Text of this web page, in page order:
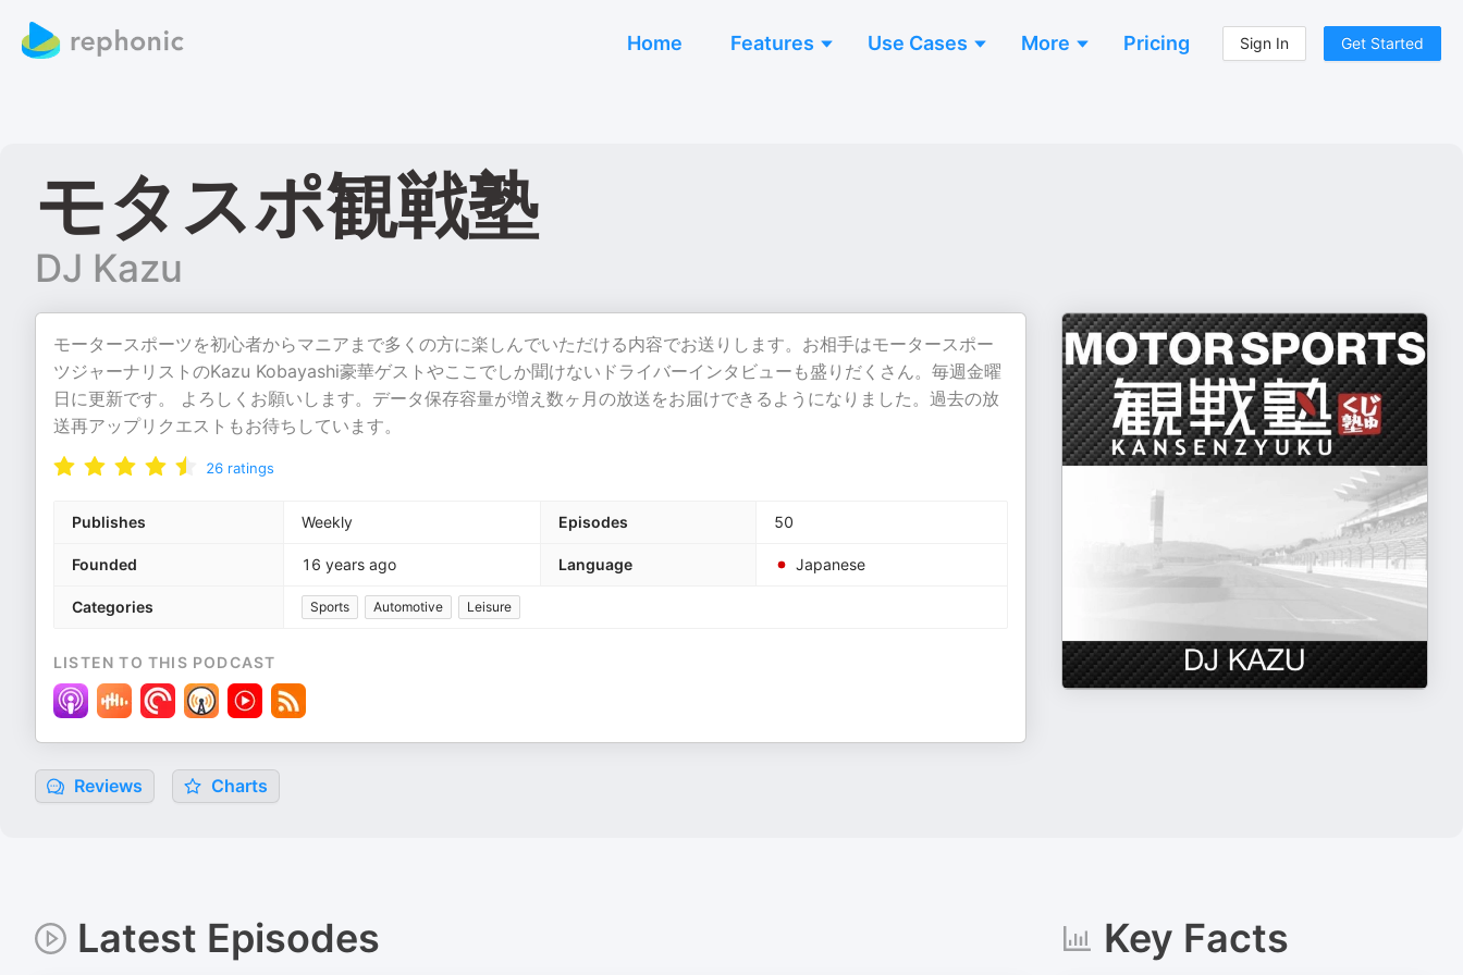
Home Features Use Cases More Pricing Sign In Get Started
モタスポ観戦塾
DJ Kazu
モータースポーツを初心者からマニアまで多くの方に楽しんでいただける内容でお送りします。お相手はモータースポー
ツジャーナリストのKazu Kobayashi豪華ゲストやここでしか聞けないドライバーインタビューも盛りだくさん。毎週金曜
日に更新です。 よろしくお願いします。データ保存容量が増え数ヶ月の放送をお届けできるようになりました。過去の放
送再アップリクエストもお待ちしています。
26 ratings
Publishes Weekly Episodes 50
Founded 16 years ago Language Japanese
Categories Sports Automotive Leisure
LISTEN TO THIS PODCAST
Reviews Charts
Latest Episodes Key Facts